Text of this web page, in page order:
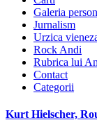
Galeria
Jurnalism
Urzica
Rock Andi
Rubrica lui
Contact
Categorii
Kurt Hielscher,